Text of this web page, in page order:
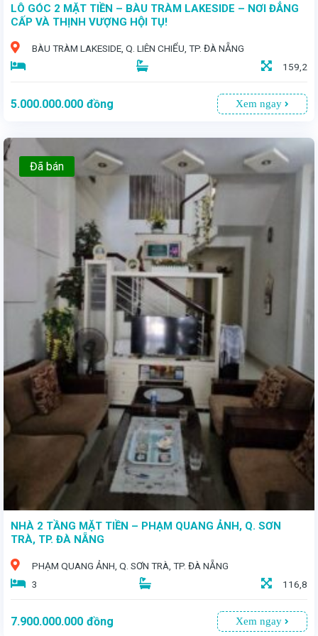
LÔ GÓC 2 MẶT TIỀN – BÀU TRÀM LAKESIDE – NƠI ĐẲNG
CẤP VÀ THỊNH VƯỢNG HỘI TỤ!
BÀU TRÀM LAKESIDE, Q. LIÊN CHIỂU, TP. ĐÀ NẴNG
159,2
5.000.000.000 đồng Xem ngay
Đã bán
NHÀ 2 TẦNG MẶT TIỀN – PHẠM QUANG ẢNH, Q. SƠN
TRÀ, TP. ĐÀ NẴNG
PHẠM QUANG ẢNH, Q. SƠN TRÀ, TP. ĐÀ NẴNG
3
116,8
7.900.000.000 đồng Xem ngay